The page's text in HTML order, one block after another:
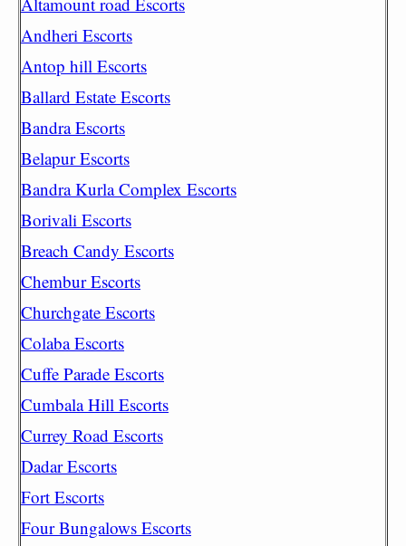
Andheri Escorts
Antop hill Escorts
Ballard Estate Escorts
Bandra Escorts
Belapur Escorts
Bandra Kurla Complex Escorts
Borivali Escorts
Breach Candy Escorts
Chembur Escorts
Churchgate Escorts
Colaba Escorts
Cuffe Parade Escorts
Cumbala Hill Escorts
Currey Road Escorts
Dadar Escorts
Fort Escorts
Four Bungalows Escorts